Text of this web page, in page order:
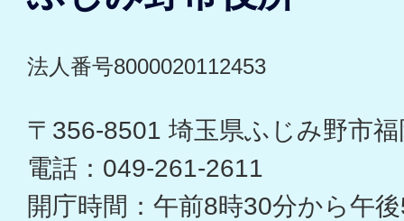
法人番号8000020112453
〒356-8501 埼玉県ふじみ野市
電話：049-261-2611
開庁時間：午前8時30分から午